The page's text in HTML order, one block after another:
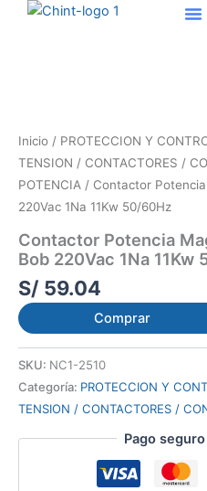
Inicio / PROTECCION Y
TENSION / CONTACTORES /
POTENCIA / Contactor
220Vac 1Na 11Kw 50/60Hz
Contactor Potencia
Bob 220Vac 1Na 11Kw
S/ 59.04
Comprar
SKU: NC1-2510
Categoría: PROTECCION Y
TENSION / CONTACTORES /
Pago